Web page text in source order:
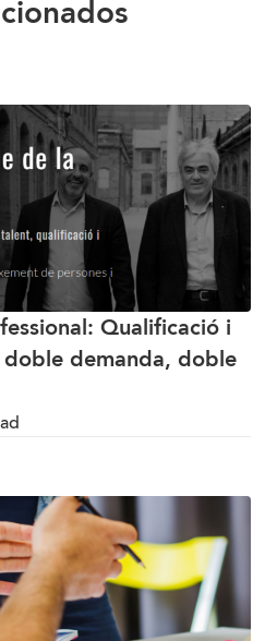
Qualificació i
demanda, doble